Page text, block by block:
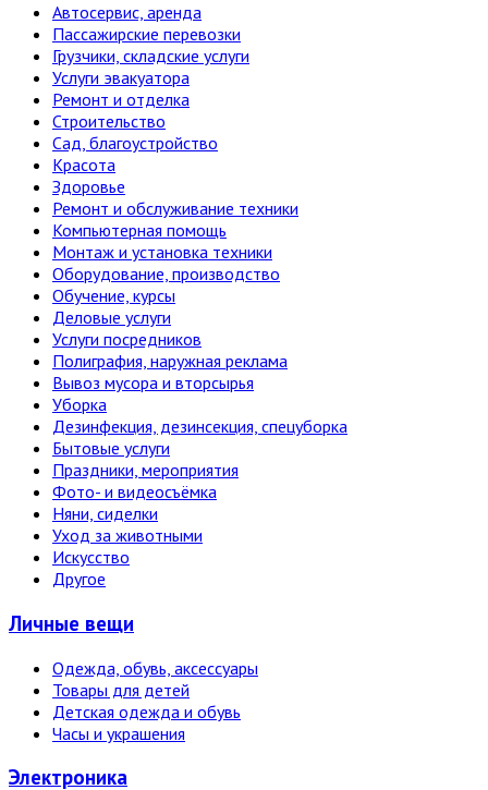
Автосервис, аренда
Пассажирские перевозки
Грузчики, складские услуги
Услуги эвакуатора
Ремонт и отделка
Строительство
Сад, благоустройство
Красота
Здоровье
Ремонт и обслуживание техники
Компьютерная помощь
Монтаж и установка техники
Оборудование, производство
Обучение, курсы
Деловые услуги
Услуги посредников
Полиграфия, наружная реклама
Вывоз мусора и вторсырья
Уборка
Дезинфекция, дезинсекция, спецуборка
Бытовые услуги
Праздники, мероприятия
Фото- и видеосъёмка
Няни, сиделки
Уход за животными
Искусство
Другое
Личные вещи
Одежда, обувь, аксессуары
Товары для детей
Детская одежда и обувь
Часы и украшения
Электро­ника